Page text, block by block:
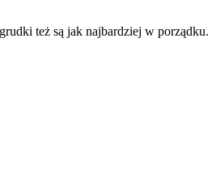
też są jak najbardziej w porządku.